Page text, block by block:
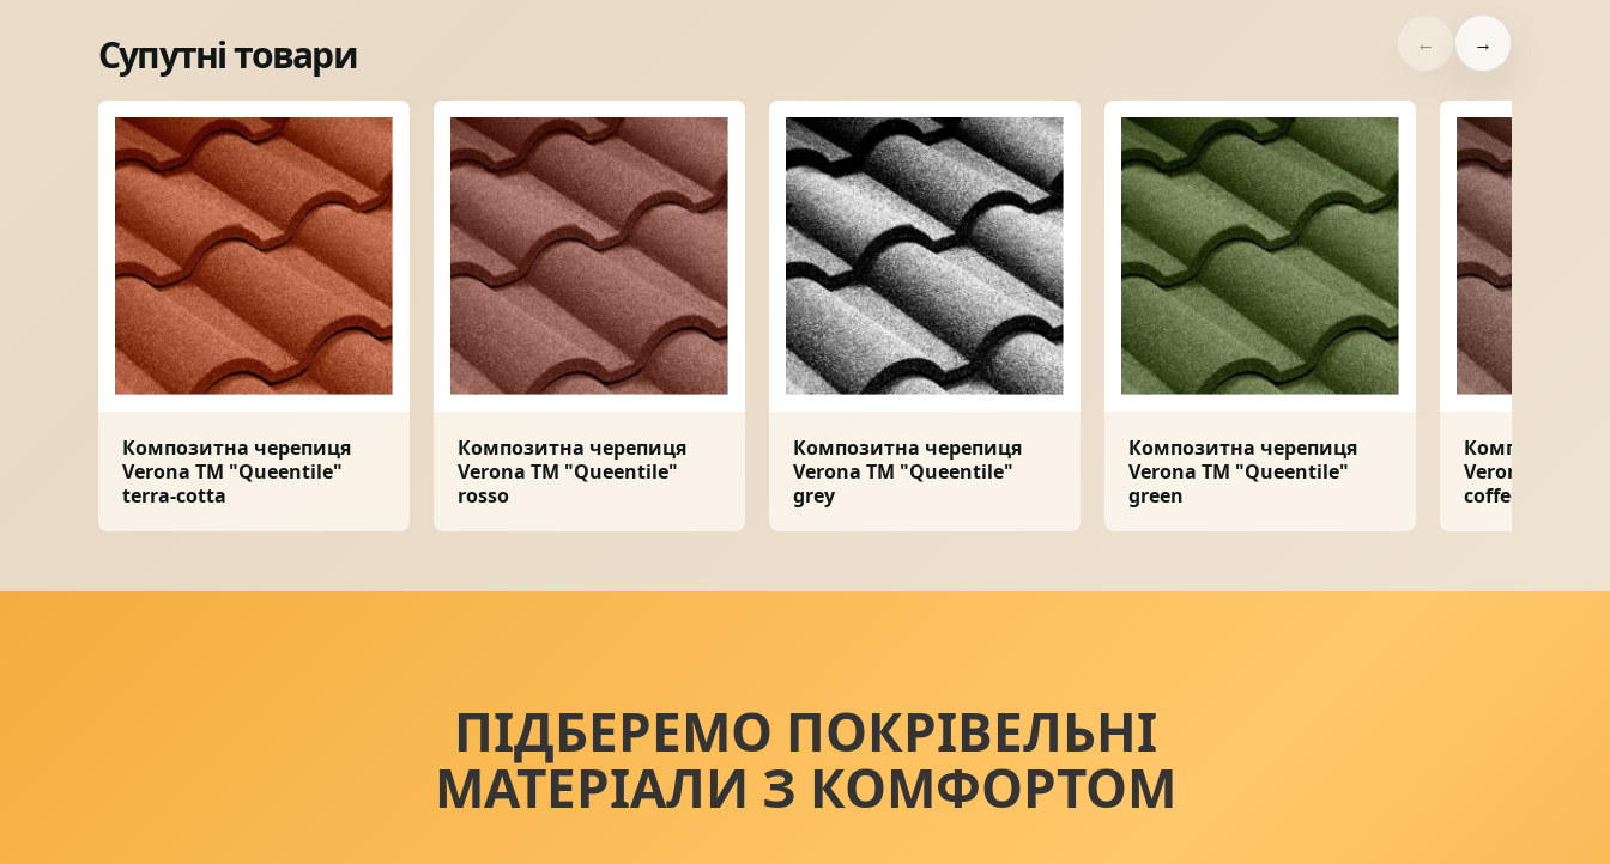
Супутні товари ← →
Композитна черепиця
Verona ТМ "Queentile"
terra-cotta
Композитна черепиця
Verona ТМ "Queentile"
rosso
Композитна черепиця
Verona ТМ "Queentile"
grey
Композитна черепиця
Verona ТМ "Queentile"
green
Композитна
Verona ТМ
coffee
ПІДБЕРЕМО ПОКРІВЕЛЬНІ
МАТЕРІАЛИ З КОМФОРТОМ